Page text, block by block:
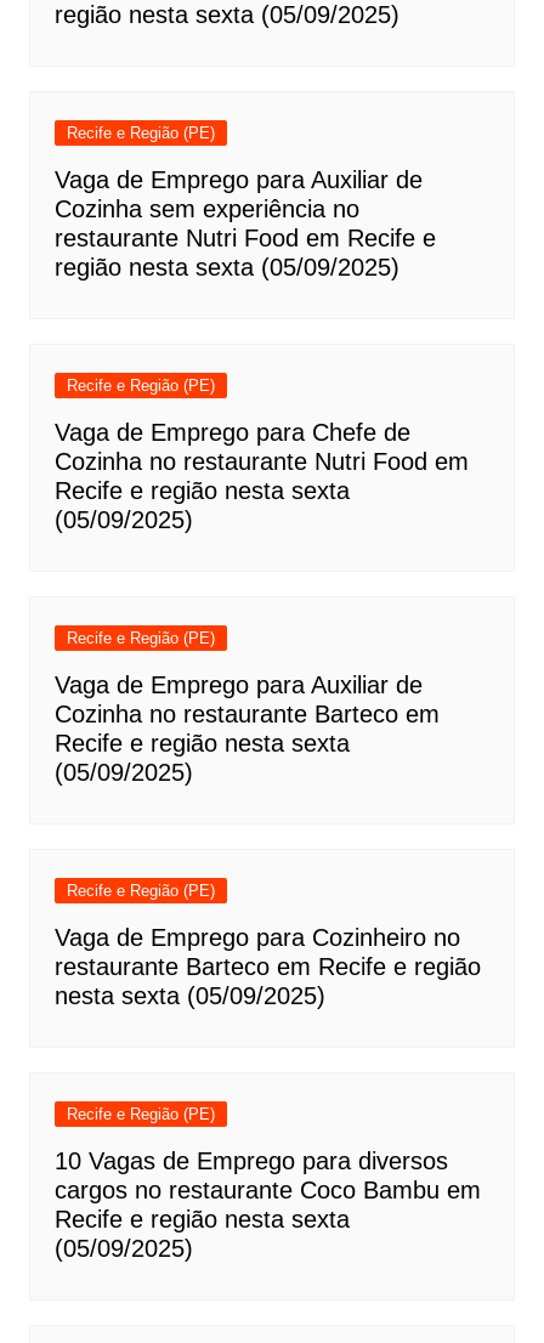
região nesta sexta (05/09/2025)
Recife e Região (PE)
Vaga de Emprego para Auxiliar de
Cozinha sem experiência no
restaurante Nutri Food em Recife e
região nesta sexta (05/09/2025)
Recife e Região (PE)
Vaga de Emprego para Chefe de
Cozinha no restaurante Nutri Food em
Recife e região nesta sexta
(05/09/2025)
Recife e Região (PE)
Vaga de Emprego para Auxiliar de
Cozinha no restaurante Barteco em
Recife e região nesta sexta
(05/09/2025)
Recife e Região (PE)
Vaga de Emprego para Cozinheiro no
restaurante Barteco em Recife e região
nesta sexta (05/09/2025)
Recife e Região (PE)
10 Vagas de Emprego para diversos
cargos no restaurante Coco Bambu em
Recife e região nesta sexta
(05/09/2025)